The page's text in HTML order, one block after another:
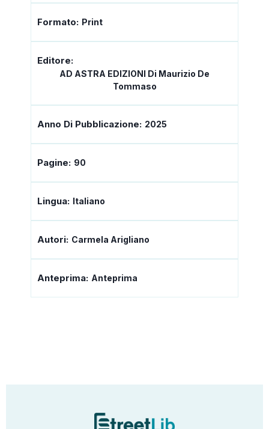
Formato: Print
Editore:
AD ASTRA EDIZIONI Di Maurizio De
Tommaso
Anno Di Pubblicazione: 2025
Pagine: 90
Lingua: Italiano
Autori: Carmela Arigliano
Anteprima: Anteprima